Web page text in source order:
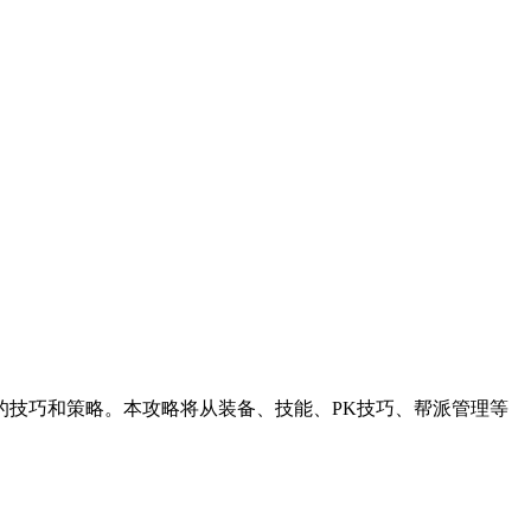
巧和策略。本攻略将从装备、技能、PK技巧、帮派管理等